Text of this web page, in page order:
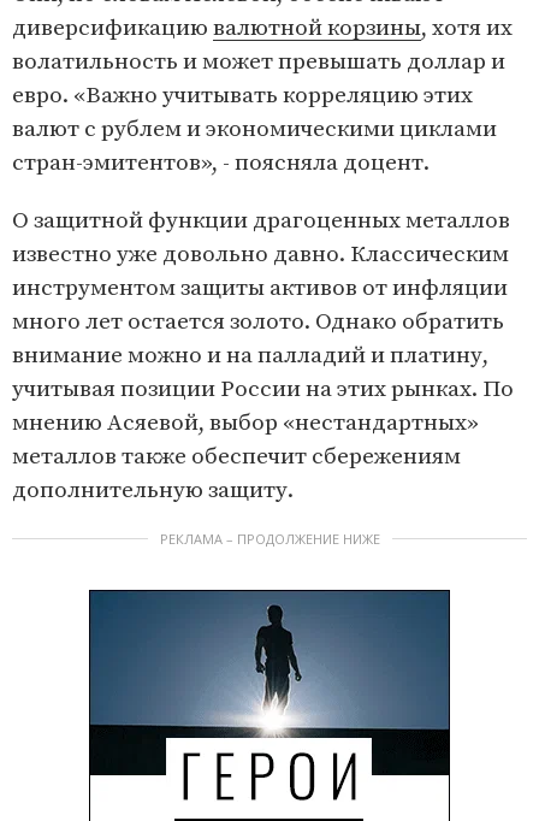
диверсификацию валютной корзины, хотя их
волатильность и может превышать доллар и
евро. «Важно учитывать корреляцию этих
валют с рублем и экономическими циклами
стран-эмитентов», - поясняла доцент.
О защитной функции драгоценных металлов
известно уже довольно давно. Классическим
инструментом защиты активов от инфляции
много лет остается золото. Однако обратить
внимание можно и на палладий и платину,
учитывая позиции России на этих рынках. По
мнению Асяевой, выбор «нестандартных»
металлов также обеспечит сбережениям
дополнительную защиту.
РЕКЛАМА – ПРОДОЛЖЕНИЕ НИЖЕ